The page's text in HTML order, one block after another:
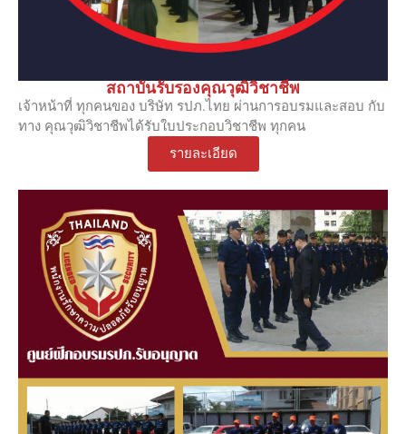
สถาบันรับรองคุณวุฒิวิชาชีพ
เจ้าหน้าที่ ทุกคนของ บริษัท รปภ.ไทย ผ่านการอบรมและสอบ กับ
ทาง คุณวุฒิวิชาชีพได้รับใบประกอบวิชาชีพ ทุกคน
รายละเอียด